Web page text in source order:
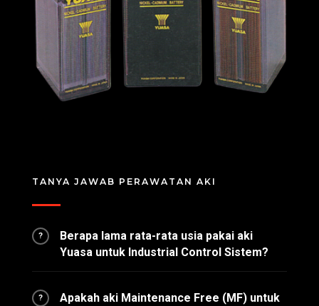
TANYA JAWAB PERAWATAN AKI
?
Berapa lama rata-rata usia pakai aki
Yuasa untuk Industrial Control Sistem?
? Apakah aki Maintenance Free (MF) untuk